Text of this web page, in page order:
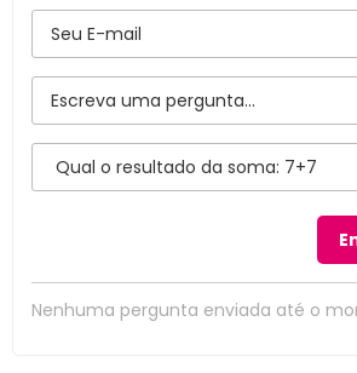
Nenhuma pergunta enviada até o